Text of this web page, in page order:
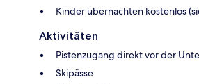
Kinder übernachten kostenlos
Aktivitäten
Pistenzugang direkt vor der
Skipässe